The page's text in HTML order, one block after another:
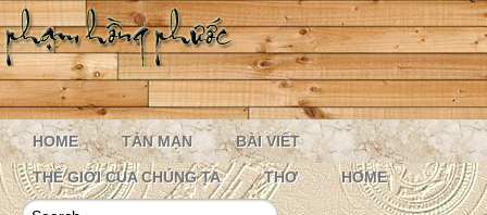
HOME TẢN MẠN BÀI VIẾT
THẾ GIỚI CỦA CHÚNG TA THƠ HOME